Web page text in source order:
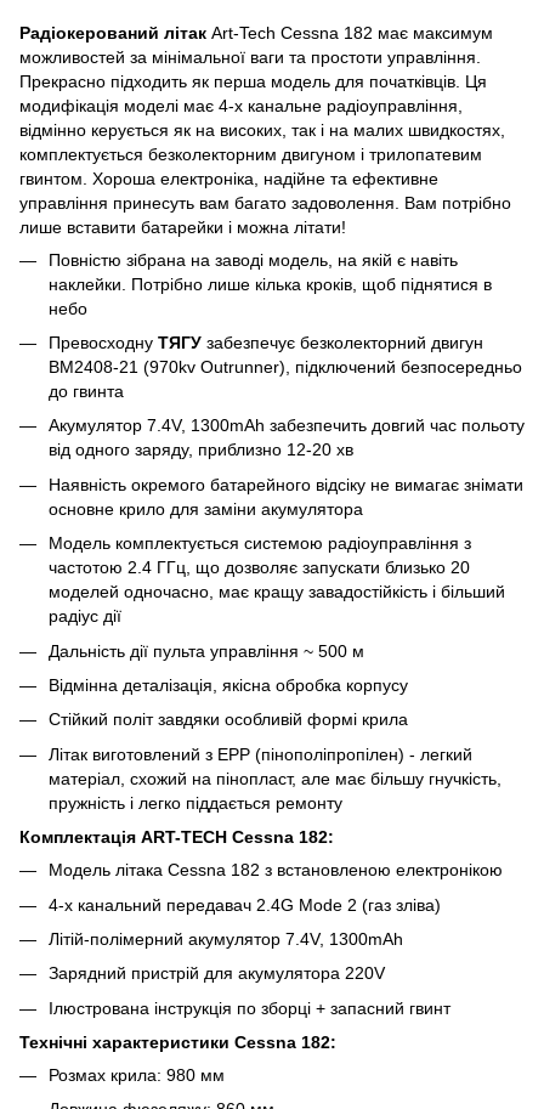
Радіокерований літак Art-Tech Cessna 182 має максимум
можливостей за мінімальної ваги та простоти управління.
Прекрасно підходить як перша модель для початківців. Ця
модифікація моделі має 4-х канальне радіоуправління,
відмінно керується як на високих, так і на малих швидкостях,
комплектується безколекторним двигуном і трилопатевим
гвинтом. Хороша електроніка, надійне та ефективне
управління принесуть вам багато задоволення. Вам потрібно
лише вставити батарейки і можна літати!
Повністю зібрана на заводі модель, на якій є навіть
наклейки. Потрібно лише кілька кроків, щоб піднятися в
небо
Превосходну ТЯГУ забезпечує безколекторний двигун
BM2408-21 (970kv Outrunner), підключений безпосередньо
до гвинта
Акумулятор 7.4V, 1300mAh забезпечить довгий час польоту
від одного заряду, приблизно 12-20 хв
Наявність окремого батарейного відсіку не вимагає знімати
основне крило для заміни акумулятора
Модель комплектується системою радіоуправління з
частотою 2.4 ГГц, що дозволяє запускати близько 20
моделей одночасно, має кращу завадостійкість і більший
радіус дії
Дальність дії пульта управління ~ 500 м
Відмінна деталізація, якісна обробка корпусу
Стійкий політ завдяки особливій формі крила
Літак виготовлений з EPP (пінополіпропілен) - легкий
матеріал, схожий на пінопласт, але має більшу гнучкість,
пружність і легко піддається ремонту
Комплектація ART-TECH Cessna 182:
Модель літака Cessna 182 з встановленою електронікою
4-х канальний передавач 2.4G Mode 2 (газ зліва)
Літій-полімерний акумулятор 7.4V, 1300mAh
Зарядний пристрій для акумулятора 220V
Ілюстрована інструкція по зборці + запасний гвинт
Технічні характеристики Cessna 182:
Розмах крила: 980 мм